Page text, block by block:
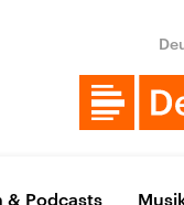
& Podcasts